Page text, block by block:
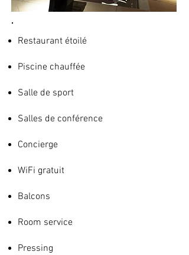
Restaurant étoilé
Piscine chauffée
Salle de sport
Salles de conférence
Concierge
WiFi gratuit
Balcons
Room service
Pressing